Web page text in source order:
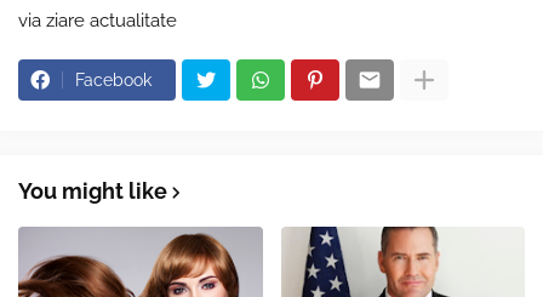
via ziare actualitate
Facebook
You might like